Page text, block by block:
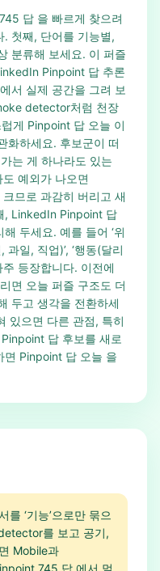
답 을 빠르게 찾으려
. 첫째, 단어를 기능별,
분류해 보세요. 이 퍼즐
Pinpoint 답 추론
서 실제 공간을 그려 보
detector처럼 천장
게 Pinpoint 답 오늘 이
화하세요. 후보군이 떠
는 게 하나라도 있는
예외가 나오면
므로 과감히 버리고 새
, LinkedIn Pinpoint 답
두세요. 예를 들어 ‘위
과일, 직업)’, ‘행동(달리
등장합니다. 이전에
면 오늘 퍼즐 구조도 더
두고 생각을 전환하세
있으면 다른 관점, 특히
답 후보를 새로
면 Pinpoint 답 오늘 을
‘기능’으로만 묶으
를 보고 공기,
Mobile과
745 답 에서 멀